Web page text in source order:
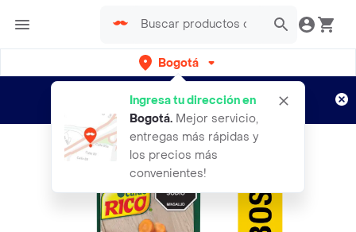
Bogotá
Ingresa tu dirección en
Bogotá. Mejor servicio,
entregas más rápidas y
los precios más
convenientes!
envíos gratis por semanas
Aplican TyC